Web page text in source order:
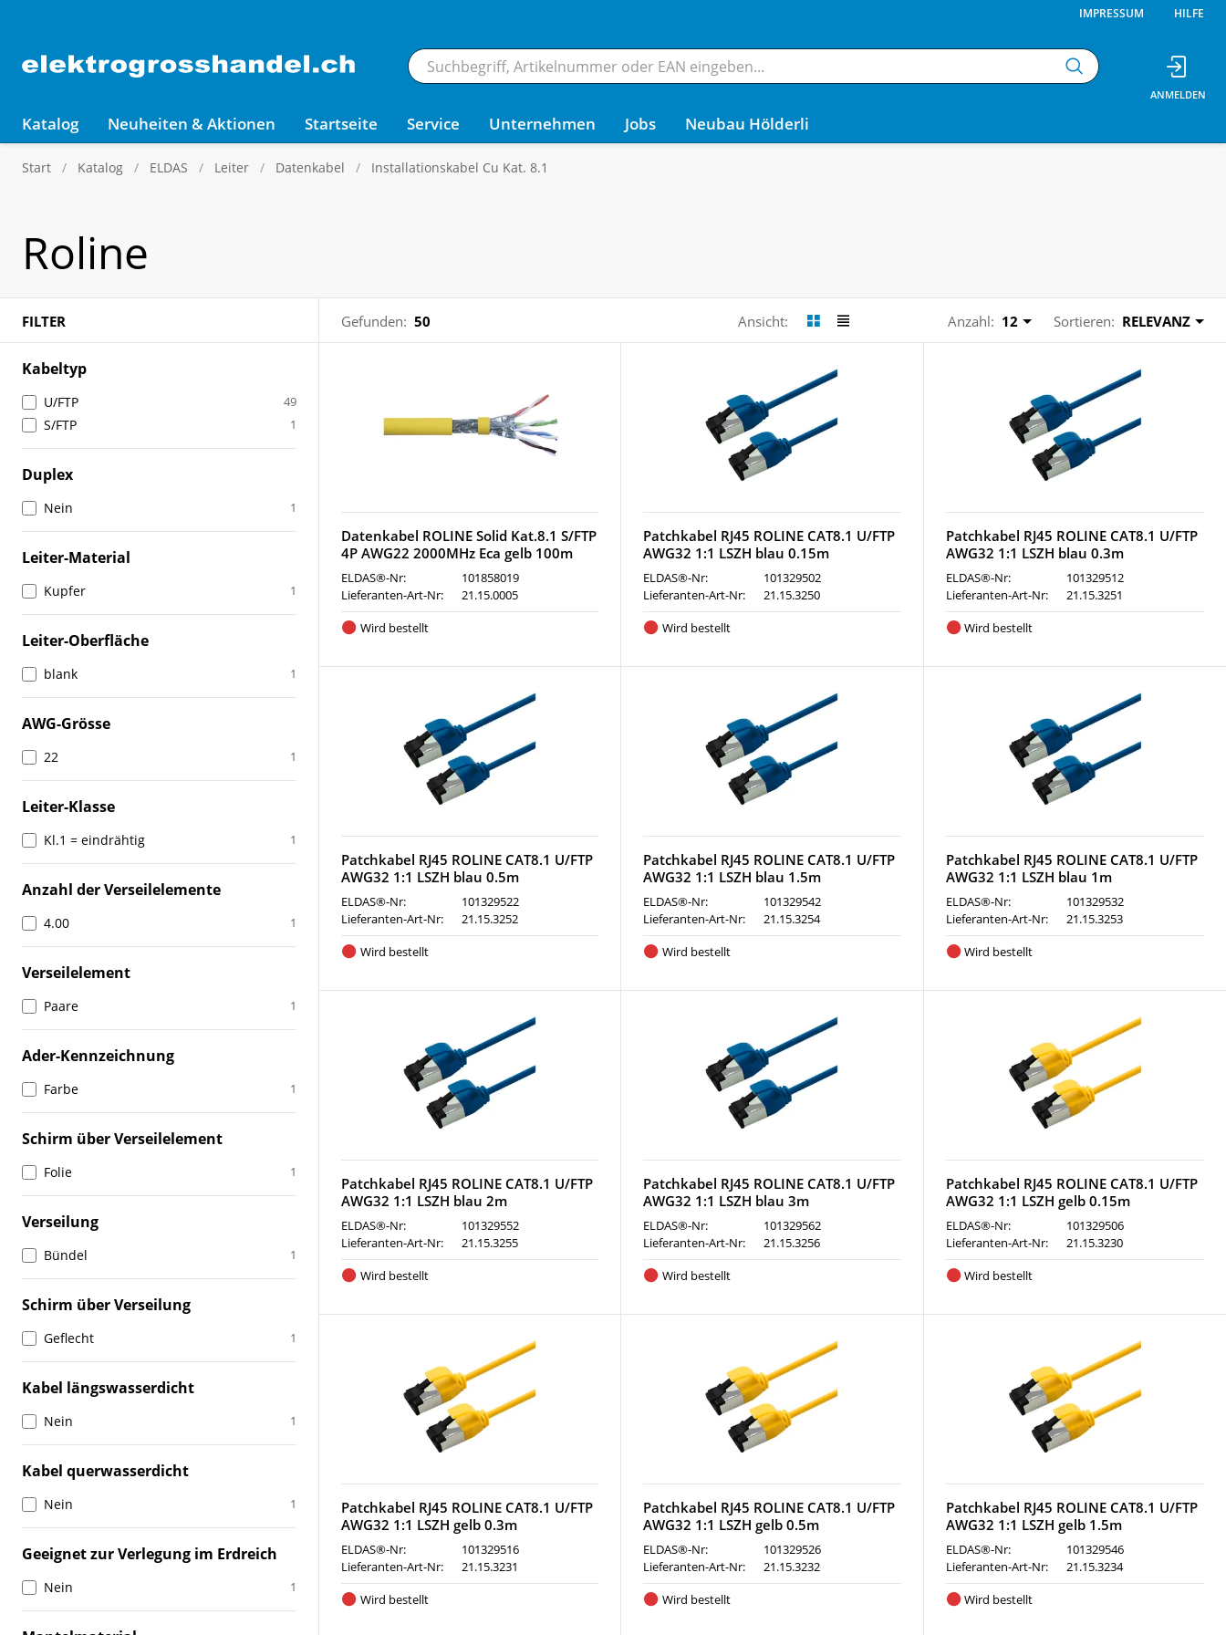
IMPRESSUM HILFE
Katalog Neuheiten & Aktionen Startseite Service Unternehmen Jobs Neubau Hölderli
Start Katalog ELDAS Leiter Datenkabel Installationskabel Cu Kat. 8.1
Roline
FILTER Gefunden: 50 Ansicht: Anzahl: 12 Sortieren: RELEVANZ
Kabeltyp
U/FTP 49
S/FTP 1
Duplex
Nein 1
Leiter-Material
Kupfer 1
Leiter-Oberfläche
blank 1
AWG-Grösse
22 1
Leiter-Klasse
Kl.1 = eindrähtig 1
Anzahl der Verseilelemente
4.00 1
Verseilelement
Paare 1
Ader-Kennzeichnung
Farbe 1
Schirm über Verseilelement
Folie 1
Verseilung
Bündel 1
Schirm über Verseilung
Geflecht 1
Kabel längswasserdicht
Nein 1
Kabel querwasserdicht
Nein 1
Geeignet zur Verlegung im Erdreich
Nein 1
Datenkabel ROLINE Solid Kat.8.1 S/FTP
4P AWG22 2000MHz Eca gelb 100m
ELDAS®-Nr:
101858019
Lieferanten-Art-Nr:
21.15.0005
Wird bestellt
Patchkabel RJ45 ROLINE CAT8.1 U/FTP
AWG32 1:1 LSZH blau 0.15m
ELDAS®-Nr:
101329502
Lieferanten-Art-Nr:
21.15.3250
Wird bestellt
Patchkabel RJ45 ROLINE CAT8.1 U/FTP
AWG32 1:1 LSZH blau 0.3m
ELDAS®-Nr:
101329512
Lieferanten-Art-Nr:
21.15.3251
Wird bestellt
Patchkabel RJ45 ROLINE CAT8.1 U/FTP
AWG32 1:1 LSZH blau 0.5m
ELDAS®-Nr:
101329522
Lieferanten-Art-Nr:
21.15.3252
Wird bestellt
Patchkabel RJ45 ROLINE CAT8.1 U/FTP
AWG32 1:1 LSZH blau 1.5m
ELDAS®-Nr:
101329542
Lieferanten-Art-Nr:
21.15.3254
Wird bestellt
Patchkabel RJ45 ROLINE CAT8.1 U/FTP
AWG32 1:1 LSZH blau 1m
ELDAS®-Nr:
101329532
Lieferanten-Art-Nr:
21.15.3253
Wird bestellt
Patchkabel RJ45 ROLINE CAT8.1 U/FTP
AWG32 1:1 LSZH blau 2m
ELDAS®-Nr:
101329552
Lieferanten-Art-Nr:
21.15.3255
Wird bestellt
Patchkabel RJ45 ROLINE CAT8.1 U/FTP
AWG32 1:1 LSZH blau 3m
ELDAS®-Nr:
101329562
Lieferanten-Art-Nr:
21.15.3256
Wird bestellt
Patchkabel RJ45 ROLINE CAT8.1 U/FTP
AWG32 1:1 LSZH gelb 0.15m
ELDAS®-Nr:
101329506
Lieferanten-Art-Nr:
21.15.3230
Wird bestellt
Patchkabel RJ45 ROLINE CAT8.1 U/FTP
AWG32 1:1 LSZH gelb 0.3m
ELDAS®-Nr:
101329516
Lieferanten-Art-Nr:
21.15.3231
Wird bestellt
Patchkabel RJ45 ROLINE CAT8.1 U/FTP
AWG32 1:1 LSZH gelb 0.5m
ELDAS®-Nr:
101329526
Lieferanten-Art-Nr:
21.15.3232
Wird bestellt
Patchkabel RJ45 ROLINE CAT8.1 U/FTP
AWG32 1:1 LSZH gelb 1.5m
ELDAS®-Nr:
101329546
Lieferanten-Art-Nr:
21.15.3234
Wird bestellt